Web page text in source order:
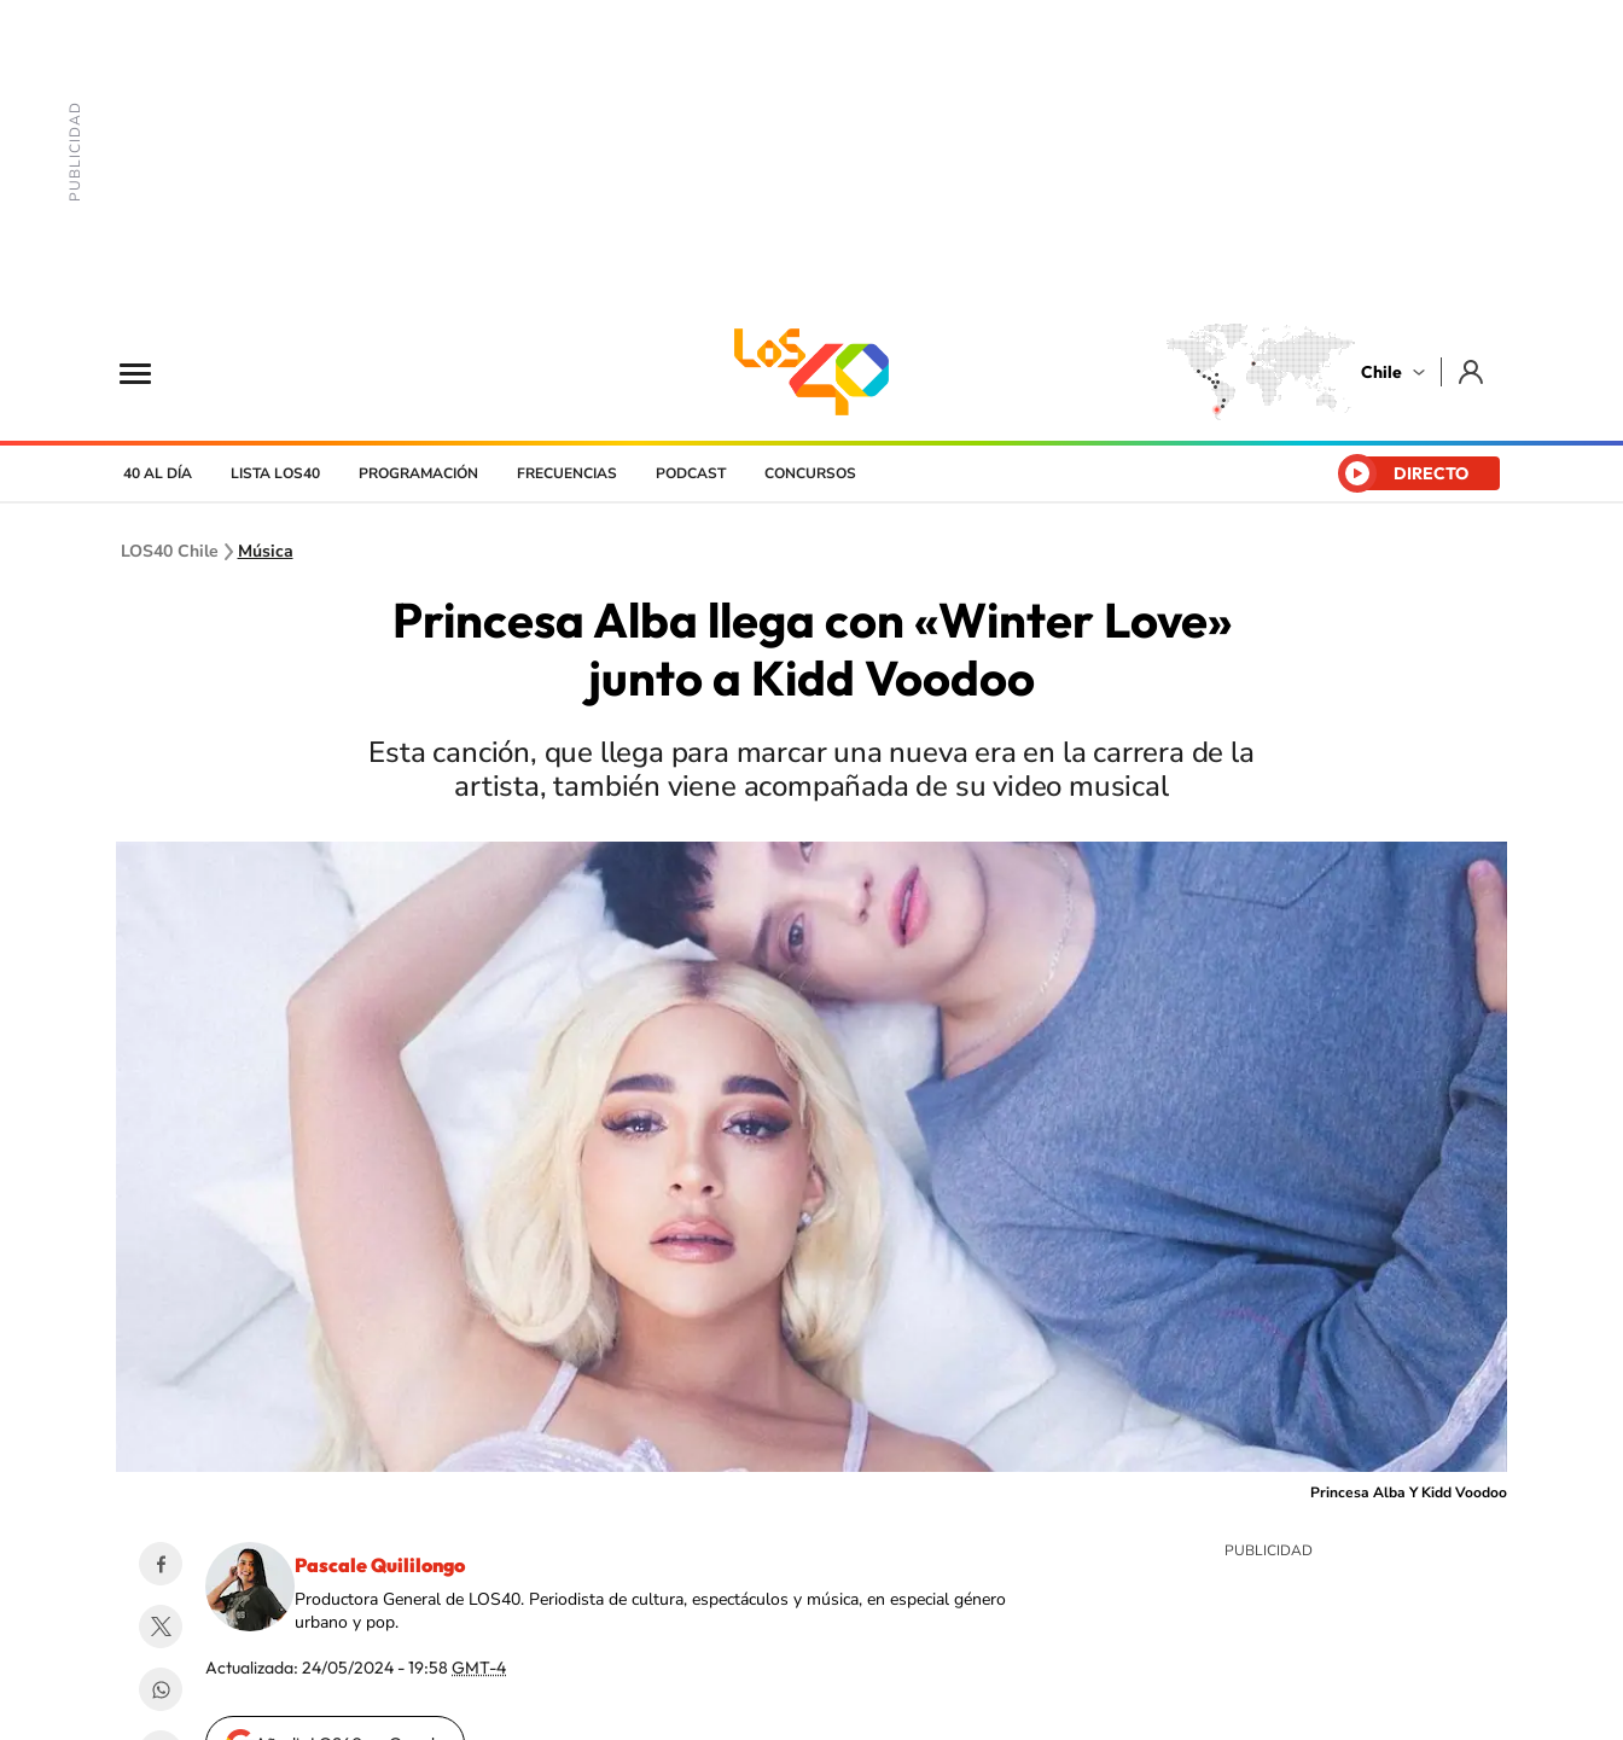
Chile
40 AL DÍA LISTA LOS40 PROGRAMACIÓN FRECUENCIAS PODCAST CONCURSOS DIRECTO
LOS40 Chile Música
Princesa Alba llega con «Winter Love»
junto a Kidd Voodoo
Esta canción, que llega para marcar una nueva era en la carrera de la
artista, también viene acompañada de su video musical
Princesa Alba Y Kidd Voodoo
Pascale Quililongo
Productora General de LOS40. Periodista de cultura, espectáculos y música, en especial género
urbano y pop.
Actualizada: 24/05/2024 - 19:58 GMT-4